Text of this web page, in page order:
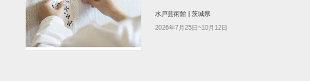
水戸芸術館 | 茨城県
2026年7月25日~10月12日